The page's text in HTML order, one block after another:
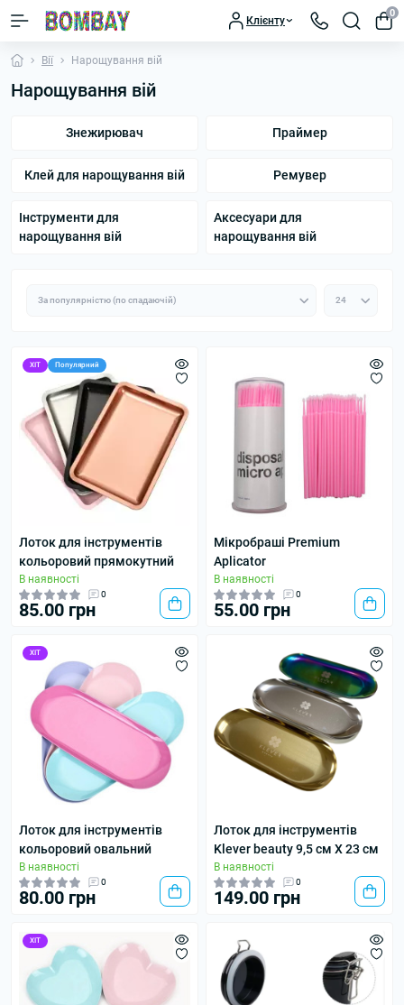
Клієнту
0
Вії Нарощування вій
Нарощування вій
Знежирювач Праймер
Клей для нарощування вій Ремувер
Інструменти для
нарощування вій
Аксесуари для
нарощування вій
ХІТ Популярний
Лоток для інструментів
кольоровий прямокутний
В наявності
0
85.00 грн
Мікробраші Premium
Aplicator
В наявності
0
55.00 грн
ХІТ
Лоток для інструментів
кольоровий овальний
В наявності
0
80.00 грн
Лоток для інструментів
Klever beauty 9,5 см Х 23 см
В наявності
0
149.00 грн
ХІТ